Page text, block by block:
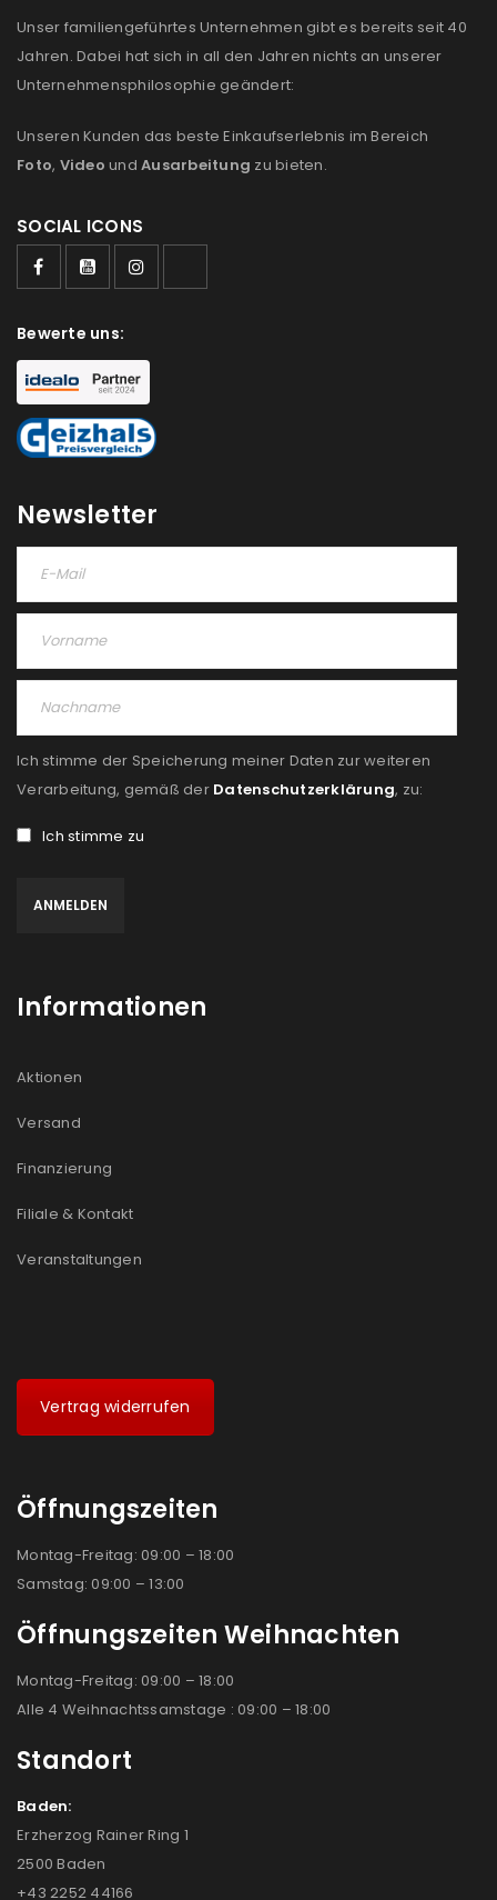
Angemeldet bleiben
ANMELDEN
PASSWORT VERGESSEN?
REGISTRIEREN
E-Mail-Adresse
Ein Link zum Erstellen eines neuen Passworts wird an
deine E-Mail-Adresse gesendet.
NEWSLETTER ABONNIEREN
Please select all the ways you would like to hear from
akzeptiere dieDatenschutzerklärung. *
REGISTRIEREN
Unser familiengeführtes Unternehmen gibt es bereits seit 40
Jahren. Dabei hat sich in all den Jahren nichts an unserer
Unternehmensphilosophie geändert:
Unseren Kunden das beste Einkaufserlebnis im Bereich
Foto, Video und Ausarbeitung zu bieten.
SOCIAL ICONS
Bewerte uns:
Newsletter
Ich stimme der Speicherung meiner Daten zur weiteren
Verarbeitung, gemäß der Datenschutzerklärung, zu:
Ich stimme zu
Informationen
Aktionen
Versand
Finanzierung
Filiale & Kontakt
Veranstaltungen
Vertrag widerrufen
Öffnungszeiten
Montag-Freitag: 09:00 – 18:00
Samstag: 09:00 – 13:00
Öffnungszeiten Weihnachten
Montag-Freitag: 09:00 – 18:00
Alle 4 Weihnachtssamstage : 09:00 – 18:00
Standort
Baden:
Erzherzog Rainer Ring 1
2500 Baden
+43 2252 44166